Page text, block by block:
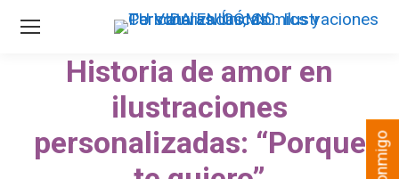
Historia de amor en
ilustraciones
personalizadas: “Porque